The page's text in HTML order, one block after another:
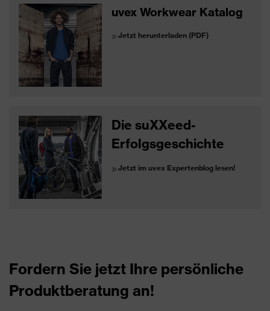
uvex Workwear Katalog
Jetzt herunterladen (PDF)
Die suXXeed-
Erfolgsgeschichte
Jetzt im uvex Expertenblog lesen!
Fordern Sie jetzt Ihre persönliche
Produktberatung an!